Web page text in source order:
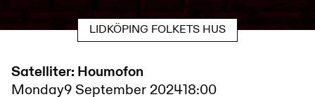
LIDKÖPING FOLKETS HUS
Satelliter: Houmofon
Monday9 September 202418:00